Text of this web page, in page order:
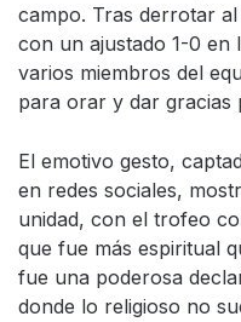
campo. Tras derrotar
con un ajustado 1-0 en
varios miembros del
para orar y dar gracias
El emotivo gesto,
en redes sociales,
unidad, con el trofeo
que fue más espiritual
fue una poderosa
donde lo religioso no